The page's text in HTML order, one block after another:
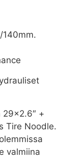
140mm.
29×2.6″ +
Tire Noodle.
valmiina